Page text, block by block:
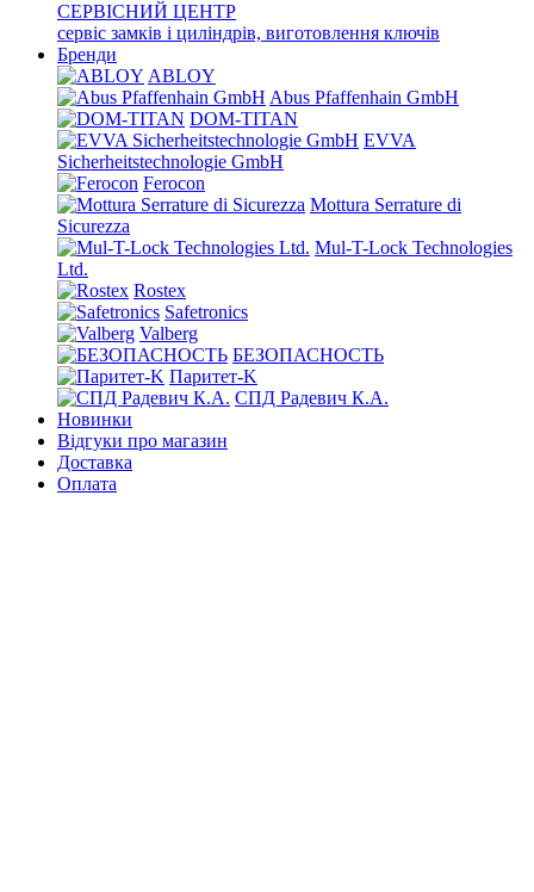
СЕРВІСНИЙ ЦЕНТР
сервіс замків і циліндрів, виготовлення ключів
Бренди
ABLOY
Abus Pfaffenhain GmbH
DOM-TITAN
EVVA
Sicherheitstechnologie GmbH
Ferocon
Mottura Serrature di
Sicurezza
Mul-T-Lock Technologies
Ltd.
Rostex
Safetronics
Valberg
БЕЗОПАСНОСТЬ
Паритет-K
СПД Радевич К.А.
Новинки
Відгуки про магазин
Доставка
Оплата